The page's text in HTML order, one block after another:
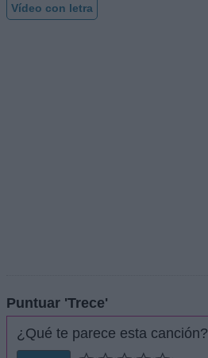
Vídeo con letra
Puntuar 'Trece'
¿Qué te parece esta canción?